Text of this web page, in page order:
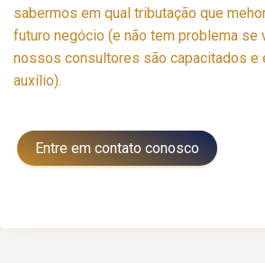
sabermos em qual tributação que
futuro negócio (e não tem problema se
nossos consultores são capacitados e
auxílio).
Entre em contato conosco